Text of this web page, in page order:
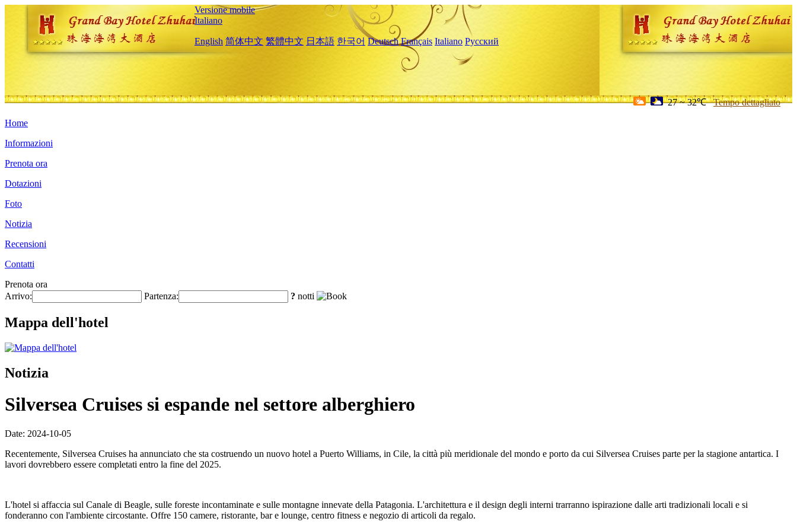
Versione mobile
Italiano
English 简体中文 繁體中文 日本語 한국어 Deutsch Français Italiano Русский
27 ~ 32℃ Tempo dettagliato
Home
Informazioni
Prenota ora
Dotazioni
Foto
Notizia
Recensioni
Contatti
Prenota ora
Arrivo:
Partenza: ? notti
Mappa dell'hotel
Notizia
Silversea Cruises si espande nel settore alberghiero
Date: 2024-10-05
Recentemente, Silversea Cruises ha annunciato che sta costruendo un nuovo hotel a Puerto Williams, in Cile, la città più meridionale del mondo e porto da cui Silversea Cruises parte per la stagione antartica. I
lavori dovrebbero essere completati entro la fine del 2025.
L'hotel si affaccia sul Canale di Beagle, sulle foreste incontaminate e sulle montagne innevate della Patagonia. L'architettura e il design degli interni trarranno ispirazione dalle arti tradizionali locali e si
fonderanno con l'ambiente circostante. Offre 150 camere, ristorante, bar e lounge, centro fitness e negozio di articoli da regalo.